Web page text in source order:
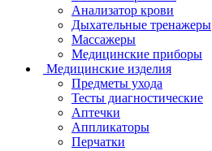
Анализатор крови
Дыхательные тренажеры
Массажеры
Медицинские приборы
Медицинские изделия
Предметы ухода
Тесты диагностические
Аптечки
Аппликаторы
Перчатки